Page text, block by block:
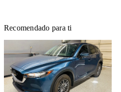
Recomendado para ti